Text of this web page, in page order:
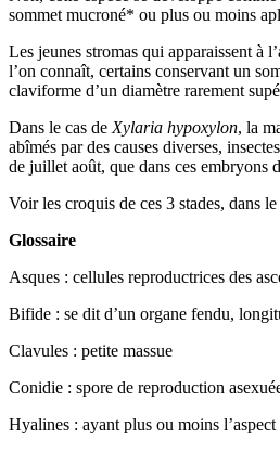
sommet mucroné* ou plus ou moins
Les jeunes stromas qui apparaissent à
l’on connaît, certains conservant un
claviforme d’un diamètre rarement
Dans le cas de Xylaria hypoxylon, la
abîmés par des causes diverses,
de juillet août, que dans ces embryons
Voir les croquis de ces 3 stades, dans
Glossaire
Asques : cellules reproductrices des
Bifide : se dit d’un organe fendu,
Clavules : petite massue
Conidie : spore de reproduction
Hyalines : ayant plus ou moins